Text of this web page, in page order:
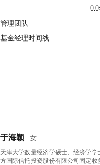
管理团队
基金经理时间线
于海颖 女
天津大学数量经济学硕士、经济学学
方国际信托投资股份有限公司固定收